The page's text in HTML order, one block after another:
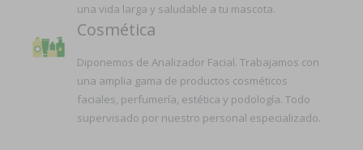
una vida larga y saludable a tu mascota.
Cosmética
Diponemos de Analizador Facial. Trabajamos con
una amplia gama de productos cosméticos
faciales, perfumería, estética y podología. Todo
supervisado por nuestro personal especializado.